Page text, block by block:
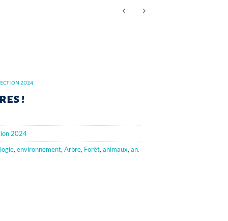
2024
!
2024
, environnement, Arbre, Forêt, animaux, an.